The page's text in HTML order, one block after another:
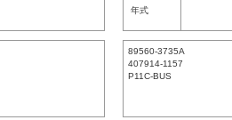
年式
89560-3735A
407914-1157
P11C-BUS